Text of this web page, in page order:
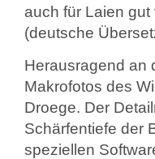
auch für Laien
(deutsche
Herausragend an
Makrofotos des
Droege. Der
Schärfentiefe der
speziellen